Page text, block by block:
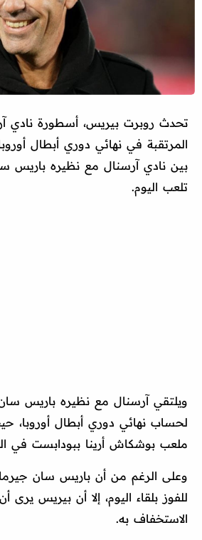
تحدث روبرت بيريس، أسطورة نادي
المرتقبة في نهائي دوري أبطال
بين نادي آرسنال مع نظيره باريس
تلعب اليوم.
ويلتقي آرسنال مع نظيره باريس سان
لحساب نهائي دوري أبطال أوروبا،
ملعب بوشكاش أرينا ببودابست في
وعلى الرغم من أن باريس سان
للفوز بلقاء اليوم، إلا أن بيريس يرى أن
الاستخفاف به.